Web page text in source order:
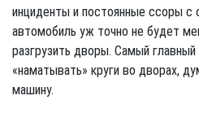
инциденты и постоянные ссоры с
автомобиль уж точно не будет
разгрузить дворы. Самый
«наматывать» круги во дворах,
машину.